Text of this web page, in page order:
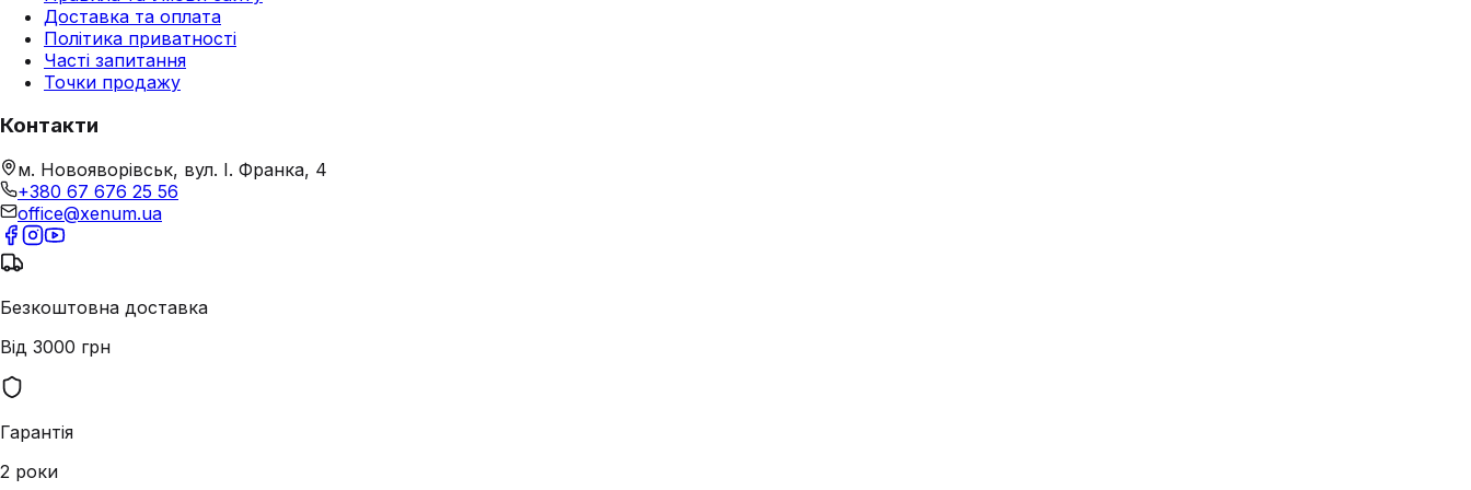
Доставка та оплата
Політика приватності
Часті запитання
Точки продажу
Контакти
м. Новояворівськ, вул. І. Франка, 4
+380 67 676 25 56
office@xenum.ua
Безкоштовна доставка
Від 3000 грн
Гарантія
2 роки